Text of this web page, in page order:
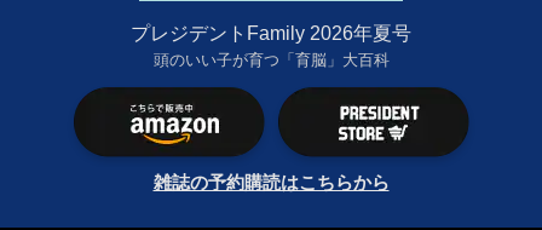
プレジデントFamily 2026年夏号
頭のいい子が育つ「育脳」大百科
雑誌の予約購読はこちらから